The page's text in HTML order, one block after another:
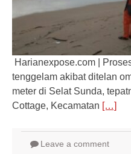
Harianexpose.com |
tenggelam akibat ditelan
meter di Selat Sunda,
Cottage, Kecamatan […]
Leave a comment